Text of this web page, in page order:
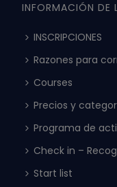
INFORMACIÓN DE
INSCRIPCIONES
Razones para
Courses
Precios y
Programa de
Check in –
Start list